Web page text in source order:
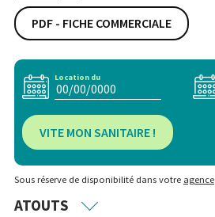
PDF - FICHE COMMERCIALE
Location du
VITE MON SANITAIRE !
Sous réserve de disponibilité dans votre agence
ATOUTS